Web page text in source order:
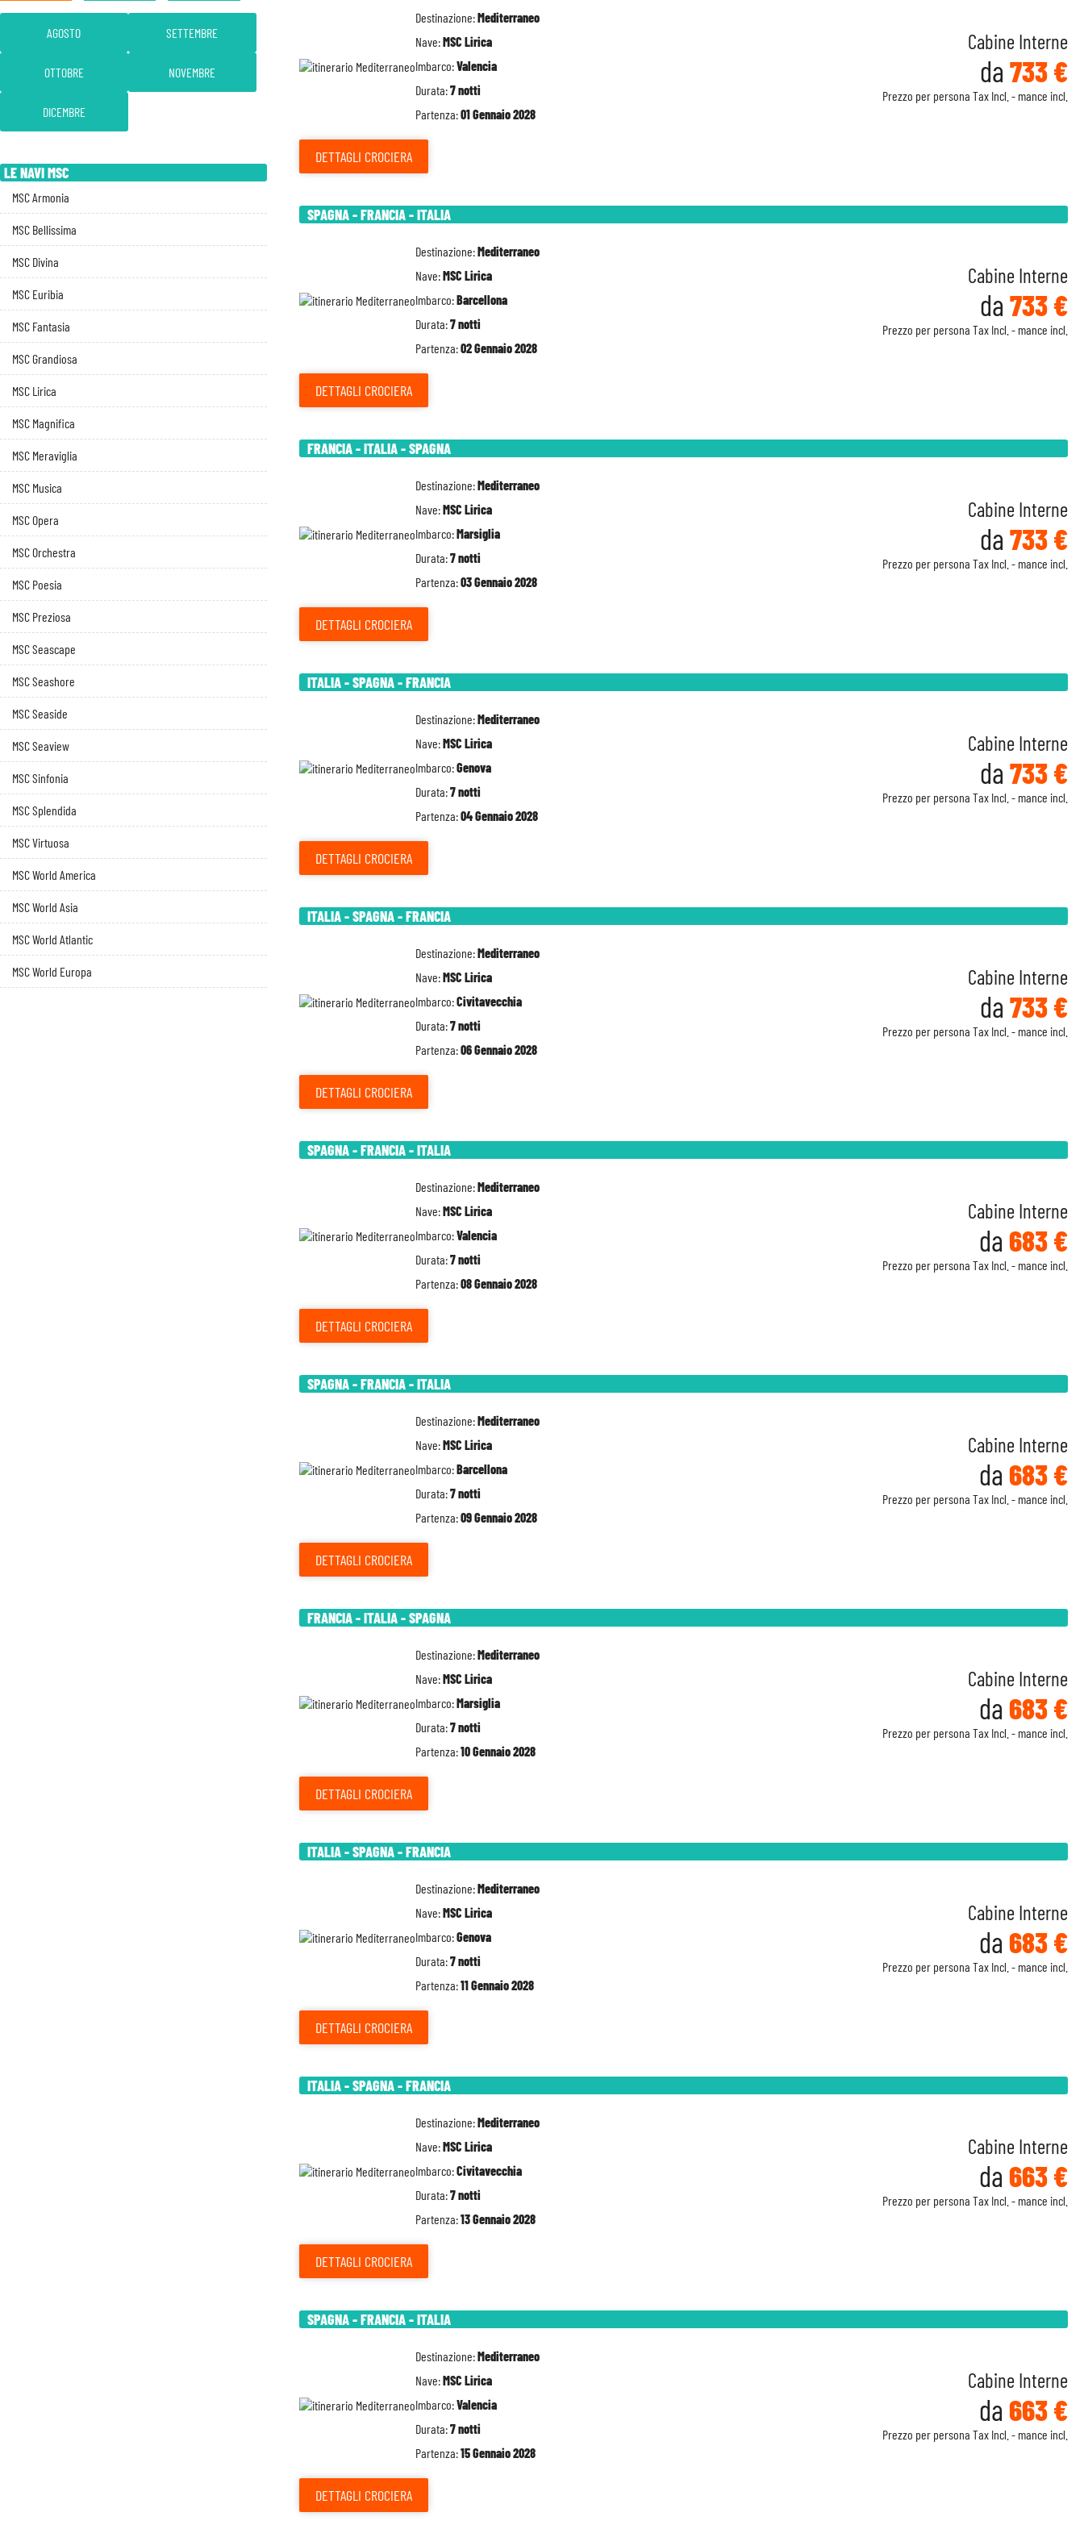
Destinazione:Mediterraneo
Nave:MSC Lirica
Imbarco:Valencia
Durata:7 notti
Partenza:01 Gennaio 2028
Cabine Interne
da 733 €
Prezzo per persona Tax Incl. - mance incl.
DETTAGLI CROCIERA
SPAGNA - FRANCIA - ITALIA
Destinazione:Mediterraneo
Nave:MSC Lirica
Imbarco:Barcellona
Durata:7 notti
Partenza:02 Gennaio 2028
Cabine Interne
da 733 €
Prezzo per persona Tax Incl. - mance incl.
DETTAGLI CROCIERA
FRANCIA - ITALIA - SPAGNA
Destinazione:Mediterraneo
Nave:MSC Lirica
Imbarco:Marsiglia
Durata:7 notti
Partenza:03 Gennaio 2028
Cabine Interne
da 733 €
Prezzo per persona Tax Incl. - mance incl.
DETTAGLI CROCIERA
ITALIA - SPAGNA - FRANCIA
Destinazione:Mediterraneo
Nave:MSC Lirica
Imbarco:Genova
Durata:7 notti
Partenza:04 Gennaio 2028
Cabine Interne
da 733 €
Prezzo per persona Tax Incl. - mance incl.
DETTAGLI CROCIERA
ITALIA - SPAGNA - FRANCIA
Destinazione:Mediterraneo
Nave:MSC Lirica
Imbarco:Civitavecchia
Durata:7 notti
Partenza:06 Gennaio 2028
Cabine Interne
da 733 €
Prezzo per persona Tax Incl. - mance incl.
DETTAGLI CROCIERA
SPAGNA - FRANCIA - ITALIA
Destinazione:Mediterraneo
Nave:MSC Lirica
Imbarco:Valencia
Durata:7 notti
Partenza:08 Gennaio 2028
Cabine Interne
da 683 €
Prezzo per persona Tax Incl. - mance incl.
DETTAGLI CROCIERA
SPAGNA - FRANCIA - ITALIA
Destinazione:Mediterraneo
Nave:MSC Lirica
Imbarco:Barcellona
Durata:7 notti
Partenza:09 Gennaio 2028
Cabine Interne
da 683 €
Prezzo per persona Tax Incl. - mance incl.
DETTAGLI CROCIERA
FRANCIA - ITALIA - SPAGNA
Destinazione:Mediterraneo
Nave:MSC Lirica
Imbarco:Marsiglia
Durata:7 notti
Partenza:10 Gennaio 2028
Cabine Interne
da 683 €
Prezzo per persona Tax Incl. - mance incl.
DETTAGLI CROCIERA
ITALIA - SPAGNA - FRANCIA
Destinazione:Mediterraneo
Nave:MSC Lirica
Imbarco:Genova
Durata:7 notti
Partenza:11 Gennaio 2028
Cabine Interne
da 683 €
Prezzo per persona Tax Incl. - mance incl.
DETTAGLI CROCIERA
ITALIA - SPAGNA - FRANCIA
Destinazione:Mediterraneo
Nave:MSC Lirica
Imbarco:Civitavecchia
Durata:7 notti
Partenza:13 Gennaio 2028
Cabine Interne
da 663 €
Prezzo per persona Tax Incl. - mance incl.
DETTAGLI CROCIERA
SPAGNA - FRANCIA - ITALIA
Destinazione:Mediterraneo
Nave:MSC Lirica
Imbarco:Valencia
Durata:7 notti
Partenza:15 Gennaio 2028
Cabine Interne
da 663 €
Prezzo per persona Tax Incl. - mance incl.
DETTAGLI CROCIERA
AGOSTO SETTEMBRE
OTTOBRE NOVEMBRE
DICEMBRE
LE NAVI MSC
MSC Armonia
MSC Bellissima
MSC Divina
MSC Euribia
MSC Fantasia
MSC Grandiosa
MSC Lirica
MSC Magnifica
MSC Meraviglia
MSC Musica
MSC Opera
MSC Orchestra
MSC Poesia
MSC Preziosa
MSC Seascape
MSC Seashore
MSC Seaside
MSC Seaview
MSC Sinfonia
MSC Splendida
MSC Virtuosa
MSC World America
MSC World Asia
MSC World Atlantic
MSC World Europa